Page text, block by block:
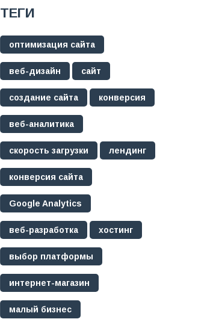
ТЕГИ
оптимизация сайта
веб-дизайн сайт
создание сайта конверсия
веб-аналитика
скорость загрузки лендинг
конверсия сайта
Google Analytics
веб-разработка хостинг
выбор платформы
интернет-магазин
малый бизнес